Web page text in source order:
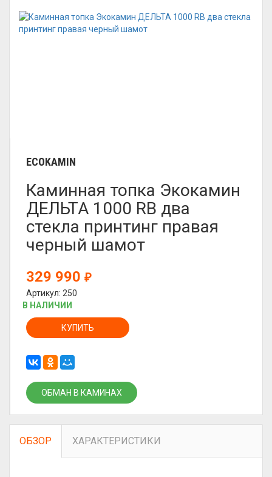
ECOKAMIN
Каминная топка Экокамин
ДЕЛЬТА 1000 RB два
стекла принтинг правая
черный шамот
329 990 ₽
Артикул: 250
В НАЛИЧИИ
КУПИТЬ
ОБМАН В КАМИНАХ
ОБЗОР ХАРАКТЕРИСТИКИ